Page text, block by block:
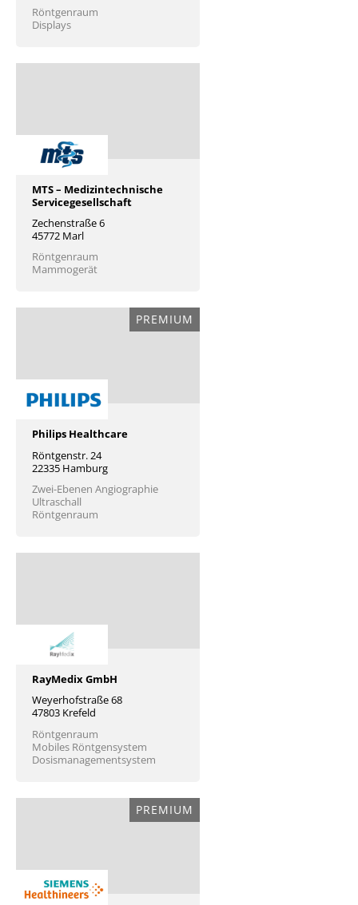
Röntgenraum
Displays
MTS – Medizintechnische
Servicegesellschaft
Zechenstraße 6
45772 Marl
Röntgenraum
Mammogerät
PREMIUM
Philips Healthcare
Röntgenstr. 24
22335 Hamburg
Zwei-Ebenen Angiographie
Ultraschall
Röntgenraum
RayMedix GmbH
Weyerhofstraße 68
47803 Krefeld
Röntgenraum
Mobiles Röntgensystem
Dosismanagementsystem
PREMIUM